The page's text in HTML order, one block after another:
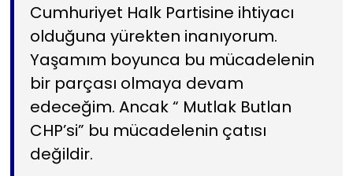
Cumhuriyet Halk Partisine ihtiyacı
olduğuna yürekten inanıyorum.
Yaşamım boyunca bu mücadelenin
bir parçası olmaya devam
edeceğim. Ancak “ Mutlak Butlan
CHP’si” bu mücadelenin çatısı
değildir.